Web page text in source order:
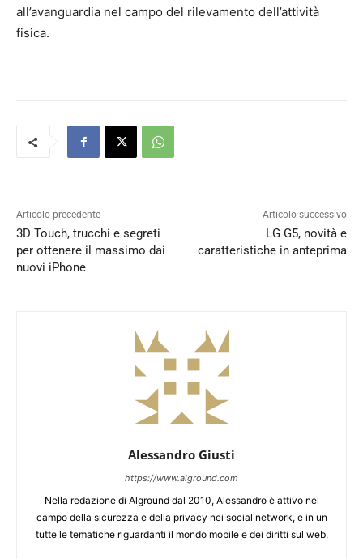
all’avanguardia nel campo del rilevamento dell’attività
fisica.
Articolo precedente
3D Touch, trucchi e segreti
per ottenere il massimo dai
nuovi iPhone
Articolo successivo
LG G5, novità e
caratteristiche in anteprima
Alessandro Giusti
https://www.alground.com
Nella redazione di Alground dal 2010, Alessandro è attivo nel
campo della sicurezza e della privacy nei social network, e in un
tutte le tematiche riguardanti il mondo mobile e dei diritti sul web.